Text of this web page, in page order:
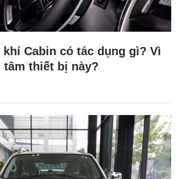
Cabin có tác dụng gì? Vì
tâm thiết bị này?